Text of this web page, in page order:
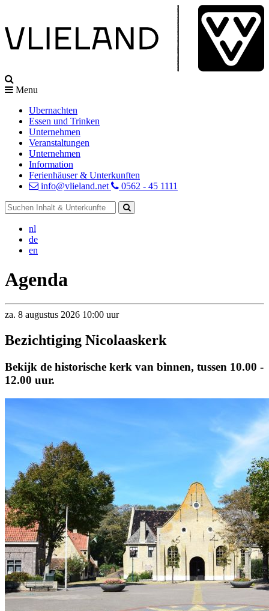
Menu
Ubernachten
Essen und Trinken
Unternehmen
Veranstaltungen
Unternehmen
Information
Ferienhäuser & Unterkunften
info@vlieland.net
0562 - 45 1111
nl
de
en
Agenda
za. 8 augustus 2026 10:00 uur
Bezichtiging Nicolaaskerk
Bekijk de historische kerk van binnen, tussen 10.00 -
12.00 uur.